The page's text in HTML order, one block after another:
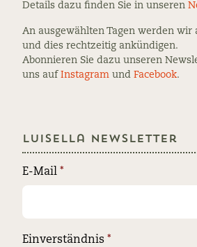
Details dazu finden Sie in unseren
An ausgewählten Tagen werden wir
und dies rechtzeitig ankündigen.
Abonnieren Sie dazu unseren
uns auf Instagram und Facebook.
Luisella Newsletter
E-Mail *
Einverständnis *